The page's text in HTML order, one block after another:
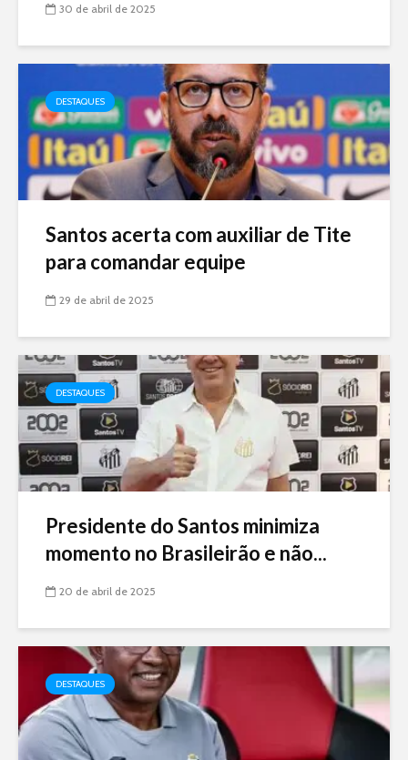
30 de abril de 2025
DESTAQUES
Santos acerta com auxiliar de Tite
para comandar equipe
29 de abril de 2025
DESTAQUES
Presidente do Santos minimiza
momento no Brasileirão e não...
20 de abril de 2025
DESTAQUES